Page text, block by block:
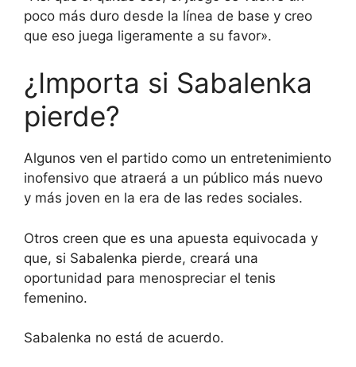
poco más duro desde la línea de base y creo
que eso juega ligeramente a su favor».
¿Importa si Sabalenka
pierde?
Algunos ven el partido como un entretenimiento
inofensivo que atraerá a un público más nuevo
y más joven en la era de las redes sociales.
Otros creen que es una apuesta equivocada y
que, si Sabalenka pierde, creará una
oportunidad para menospreciar el tenis
femenino.
Sabalenka no está de acuerdo.